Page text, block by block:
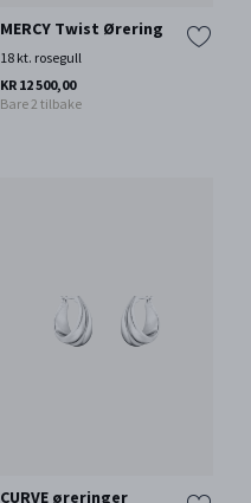
MERCY Twist Ørering
18 kt. rosegull
KR 12 500,00
Bare 2 tilbake
CURVE øreringer